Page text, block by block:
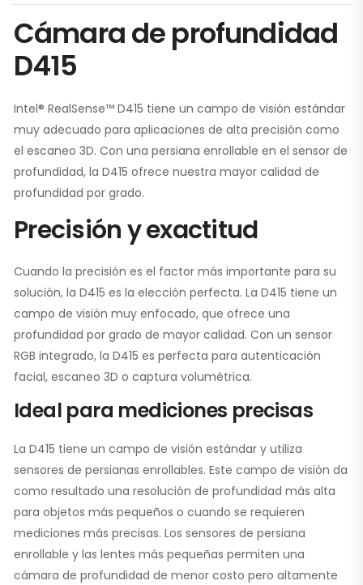
Cámara de profundidad
D415
Intel® RealSense™ D415 tiene un campo de visión estándar
muy adecuado para aplicaciones de alta precisión como
el escaneo 3D. Con una persiana enrollable en el sensor de
profundidad, la D415 ofrece nuestra mayor calidad de
profundidad por grado.
Precisión y exactitud
Cuando la precisión es el factor más importante para su
solución, la D415 es la elección perfecta. La D415 tiene un
campo de visión muy enfocado, que ofrece una
profundidad por grado de mayor calidad. Con un sensor
RGB integrado, la D415 es perfecta para autenticación
facial, escaneo 3D o captura volumétrica.
Ideal para mediciones precisas
La D415 tiene un campo de visión estándar y utiliza
sensores de persianas enrollables. Este campo de visión da
como resultado una resolución de profundidad más alta
para objetos más pequeños o cuando se requieren
mediciones más precisas. Los sensores de persiana
enrollable y las lentes más pequeñas permiten una
cámara de profundidad de menor costo pero altamente